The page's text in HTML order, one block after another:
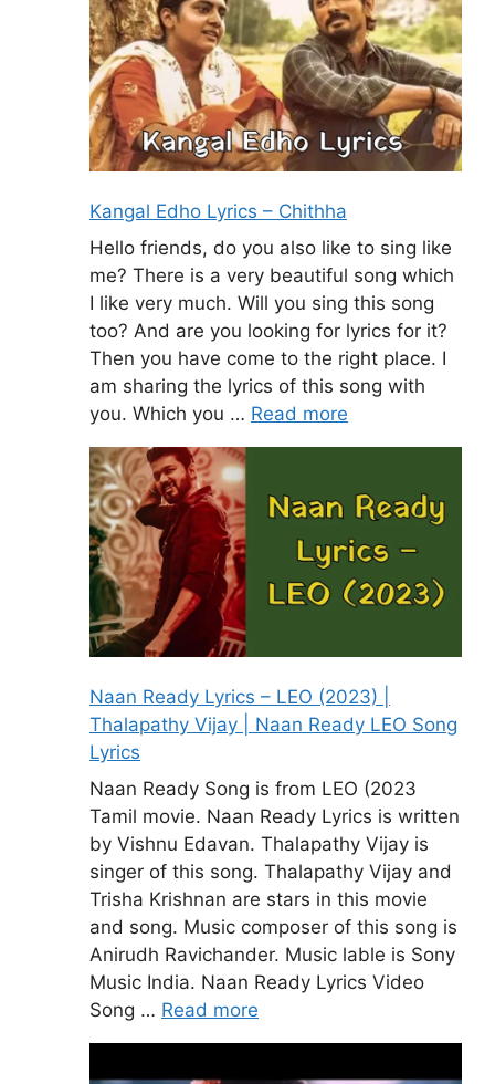
Kangal Edho Lyrics – Chithha
Hello friends, do you also like to sing like
me? There is a very beautiful song which
I like very much. Will you sing this song
too? And are you looking for lyrics for it?
Then you have come to the right place. I
am sharing the lyrics of this song with
you. Which you … Read more
Naan Ready Lyrics – LEO (2023) |
Thalapathy Vijay | Naan Ready LEO Song
Lyrics
Naan Ready Song is from LEO (2023
Tamil movie. Naan Ready Lyrics is written
by Vishnu Edavan. Thalapathy Vijay is
singer of this song. Thalapathy Vijay and
Trisha Krishnan are stars in this movie
and song. Music composer of this song is
Anirudh Ravichander. Music lable is Sony
Music India. Naan Ready Lyrics Video
Song … Read more